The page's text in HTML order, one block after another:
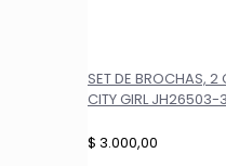
SET DE BROCHAS, 2
CITY GIRL JH26503-
$ 3.000,00